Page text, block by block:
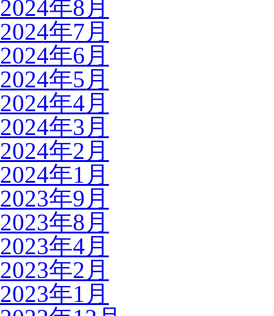
2024年8月
2024年7月
2024年6月
2024年5月
2024年4月
2024年3月
2024年2月
2024年1月
2023年9月
2023年8月
2023年4月
2023年2月
2023年1月